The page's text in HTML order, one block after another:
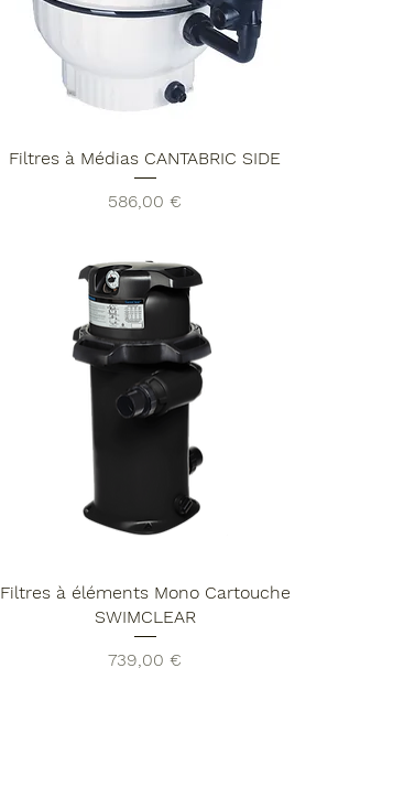
Filtres à Médias CANTABRIC SIDE
Prix
586,00 €
Filtres à éléments Mono Cartouche
SWIMCLEAR
Prix
739,00 €